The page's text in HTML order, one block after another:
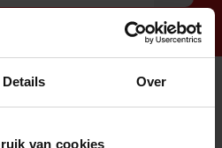
Details Over
van cookies